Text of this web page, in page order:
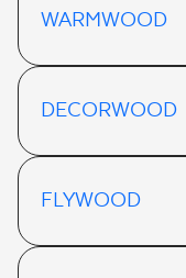
WARMWOOD
DECORWOOD
FLYWOOD